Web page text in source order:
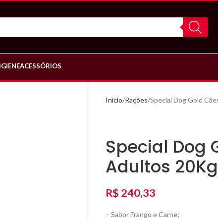
ACESSÓRIOS
Início Rações Special Dog Gold
Special Dog
Adultos 20Kg
R$ 240,33
– Sabor Frango e Carne;